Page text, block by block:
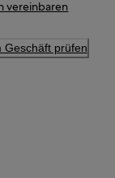
vereinbaren
Geschäft prüfen